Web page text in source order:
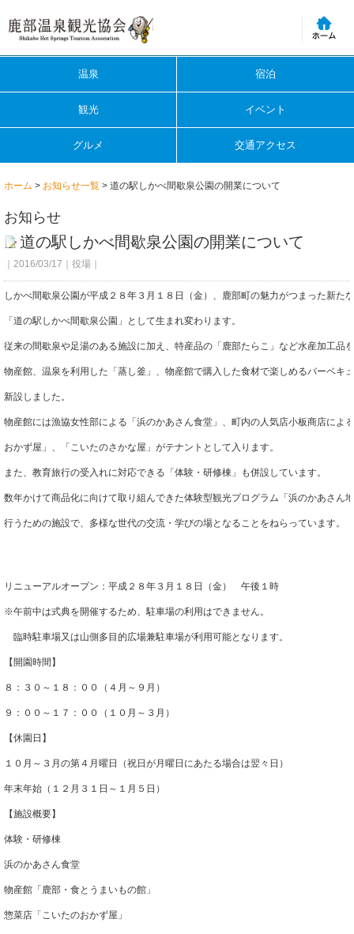
温泉 宿泊
観光 イベント
グルメ 交通アクセス
ホーム > お知らせ一覧 > 道の駅しかべ間歇泉公園の開業について
お知らせ
道の駅しかべ間歇泉公園の開業について
｜2016/03/17｜役場｜
しかべ間歇泉公園が平成２８年３月１８日（金）、鹿部町の魅力がつまった新た
「道の駅しかべ間歇泉公園」として生まれ変わります。
従来の間歇泉や足湯のある施設に加え、特産品の「鹿部たらこ」など水産加工品
物産館、温泉を利用した「蒸し釜」、物産館で購入した食材で楽しめるバーベキ
新設しました。
物産館には漁協女性部による「浜のかあさん食堂」、町内の人気店小板商店によ
おかず屋」、「こいたのさかな屋」がテナントとして入ります。
また、教育旅行の受入れに対応できる「体験・研修棟」も併設しています。
数年かけて商品化に向けて取り組んできた体験型観光プログラム「浜のかあさん
行うための施設で、多様な世代の交流・学びの場となることをねらっています。
リニューアルオープン：平成２８年３月１８日（金）　午後１時
※午前中は式典を開催するため、駐車場の利用はできません。
臨時駐車場又は山側多目的広場兼駐車場が利用可能となります。
【開園時間】
８：３０～１８：００（４月～９月）
９：００～１７：００（１０月～３月）
【休園日】
１０月～３月の第４月曜日（祝日が月曜日にあたる場合は翌々日）
年末年始（１２月３１日～１月５日）
【施設概要】
体験・研修棟
浜のかあさん食堂
物産館「鹿部・食とうまいもの館」
惣菜店「こいたのおかず屋」